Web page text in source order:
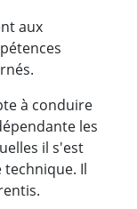
aux
à conduire
les
il s'est
technique. Il